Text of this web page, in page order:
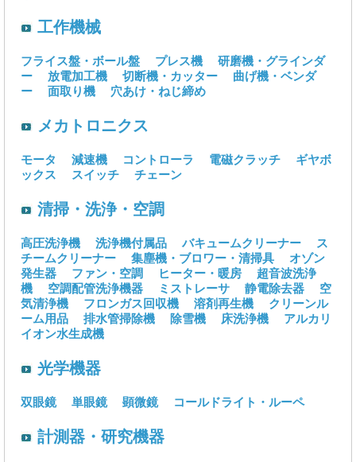
工作機械
フライス盤・ボール盤 プレス機
研磨機・グラインダ
ー
放電加工機 切断機・カッター
曲げ機・ベンダ
ー
面取り機 穴あけ・ねじ締め
メカトロニクス
モータ 減速機 コントローラ 電磁クラッチ
ギヤボ
ックス
スイッチ チェーン
清掃・洗浄・空調
高圧洗浄機 洗浄機付属品 バキュームクリーナー
ス
チームクリーナー
集塵機・ブロワー・清掃具
オゾン
発生器
ファン・空調 ヒーター・暖房
超音波洗浄
機
空調配管洗浄機器 ミストレーサ 静電除去器
空
気清浄機
フロンガス回収機 溶剤再生機
クリーンル
ーム用品
排水管掃除機 除雪機 床洗浄機
アルカリ
イオン水生成機
光学機器
双眼鏡 単眼鏡 顕微鏡 コールドライト・ルーペ
計測器・研究機器